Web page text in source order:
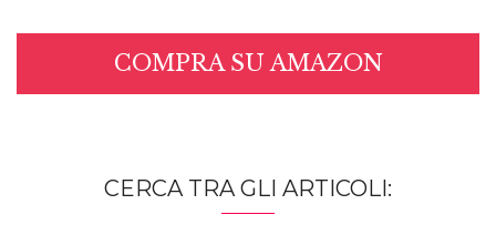
COMPRA SU AMAZON
CERCA TRA GLI ARTICOLI: